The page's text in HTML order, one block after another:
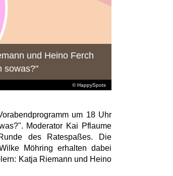
© HappySpots
und Heino Ferch
sowas?"
um 18 Uhr
Moderator Kai Pflaume
des Ratespaßes. Die
Möhring erhalten dabei
Katja Riemann und Heino